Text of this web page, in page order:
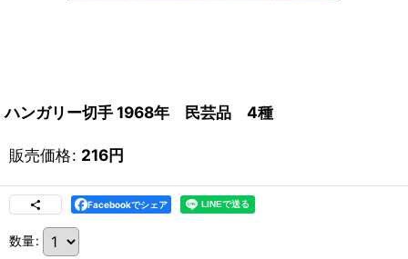
ハンガリー切手 1968年 民芸品 4種
販売価格: 216円
Facebookでシェア
数量: